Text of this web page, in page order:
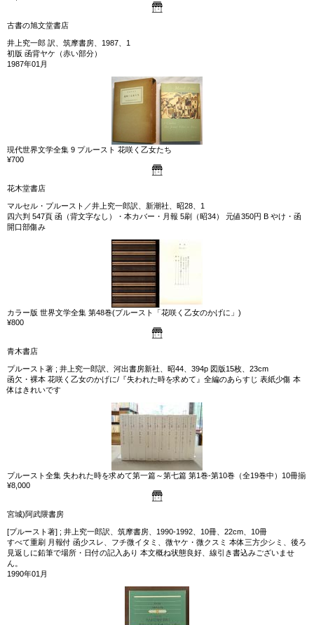
古書の旭文堂書店
井上究一郎 訳、筑摩書房、1987、1
初版 函背ヤケ（赤い部分）
1987年01月
現代世界文学全集 9 プルースト 花咲く乙女たち
¥700
花木堂書店
マルセル・プルースト／井上究一郎訳、新潮社、昭28、1
四六判 547頁 函（背文字なし）・本カバー・月報 5刷（昭34） 元値350円 B やけ・函
開口部傷み
カラー版 世界文学全集 第48巻(プルースト「花咲く乙女のかげに」)
¥800
青木書店
プルースト著 ; 井上究一郎訳、河出書房新社、昭44、394p 図版15枚、23cm
函欠・裸本 花咲く乙女のかげに/『失われた時を求めて』全編のあらすじ 表紙少傷 本
体はきれいです
プルースト全集 失われた時を求めて第一篇～第七篇 第1巻-第10巻（全19巻中）10冊揃
¥8,000
宮城)阿武隈書房
[プルースト著] ; 井上究一郎訳、筑摩書房、1990-1992、10冊、22cm、10冊
すべて重刷 月報付 函少スレ、フチ微イタミ、微ヤケ・微クスミ 本体三方少シミ、後ろ
見返しに鉛筆で場所・日付の記入あり 本文概ね状態良好、線引き書込みございませ
ん。
1990年01月